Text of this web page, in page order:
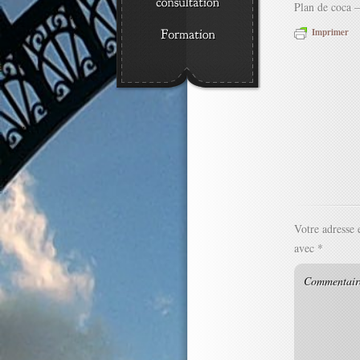
Plan de coca
Imprimer
Votre adresse
avec *